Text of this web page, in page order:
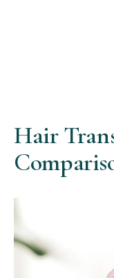
Hair